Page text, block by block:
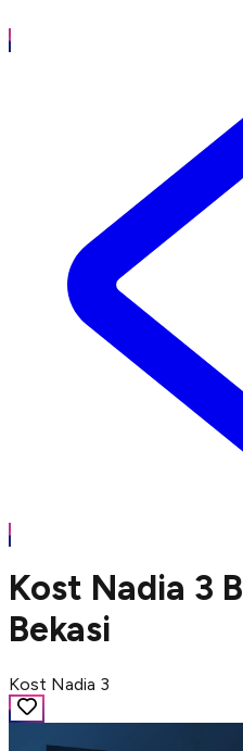
Kost Nadia 3
Bekasi
Kost Nadia 3